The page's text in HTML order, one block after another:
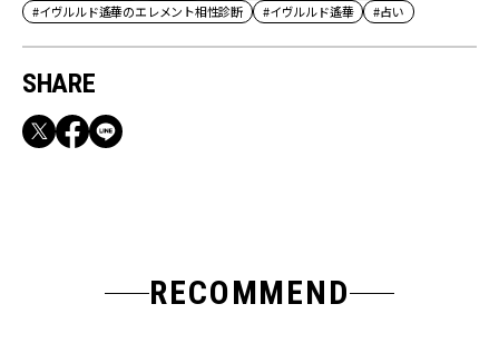
#イヴルルド遙華のエレメント相性診断
#イヴルルド遙華 #占い
SHARE
RECOMMEND